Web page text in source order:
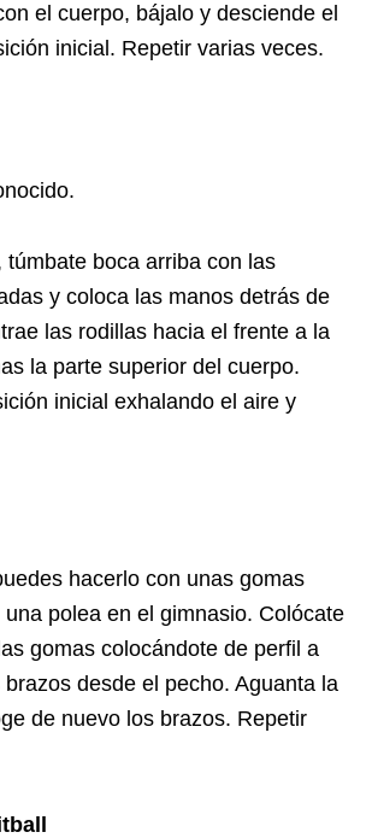
el cuerpo, bájalo y desciende el
inicial. Repetir varias veces.
túmbate boca arriba con las
y coloca las manos detrás de
las rodillas hacia el frente a la
la parte superior del cuerpo.
inicial exhalando el aire y
hacerlo con unas gomas
polea en el gimnasio. Colócate
gomas colocándote de perfil a
desde el pecho. Aguanta la
de nuevo los brazos. Repetir